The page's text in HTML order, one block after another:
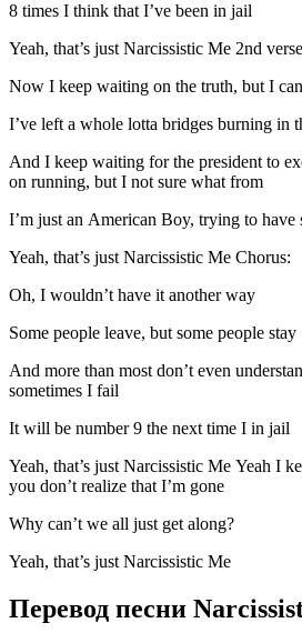
8 times I think that I’ve been in jail
Yeah, that’s just Narcissistic Me 2nd
Now I keep waiting on the truth, but I
I’ve left a whole lotta bridges burning in
And I keep waiting for the president to
on running, but I not sure what from
I’m just an American Boy, trying to have
Yeah, that’s just Narcissistic Me Chorus:
Oh, I wouldn’t have it another way
Some people leave, but some people stay
And more than most don’t even
sometimes I fail
It will be number 9 the next time I in jail
Yeah, that’s just Narcissistic Me Yeah I
you don’t realize that I’m gone
Why can’t we all just get along?
Yeah, that’s just Narcissistic Me
Перевод песни